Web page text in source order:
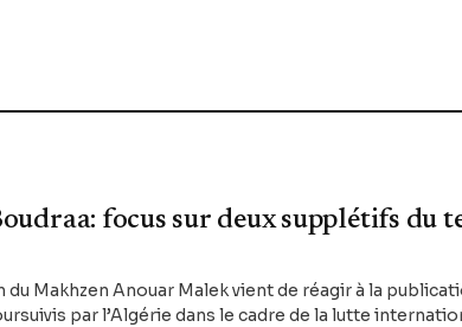
focus sur deux supplétifs du
Makhzen Anouar Malek vient de réagir à la
par l’Algérie dans le cadre de la lutte